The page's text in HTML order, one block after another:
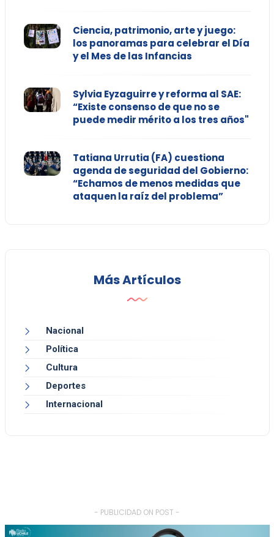
Ciencia, patrimonio, arte y juego:
los panoramas para celebrar el Día
y el Mes de las Infancias
Sylvia Eyzaguirre y reforma al SAE:
“Existe consenso de que no se
puede medir mérito a los tres años"
Tatiana Urrutia (FA) cuestiona
agenda de seguridad del Gobierno:
“Echamos de menos medidas que
ataquen la raíz del problema”
Más Artículos
Nacional
Política
Cultura
Deportes
Internacional
- PUBLICIDAD ON POST -